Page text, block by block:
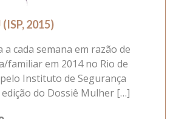
2015)
cada semana em razão de
familiar em 2014 no Rio de
Instituto de Segurança
edição do Dossiê Mulher […]